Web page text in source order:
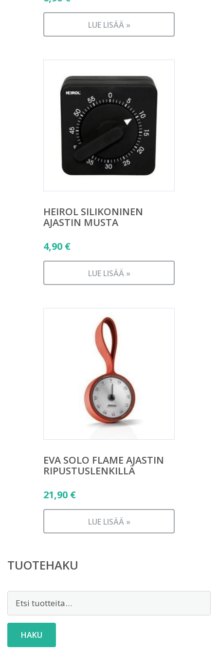
LUE LISÄÄ »
HEIROL SILIKONINEN
AJASTIN MUSTA
4,90 €
LUE LISÄÄ »
EVA SOLO FLAME AJASTIN
RIPUSTUSLENKILLÄ
21,90 €
LUE LISÄÄ »
TUOTEHAKU
Etsi:
HAKU